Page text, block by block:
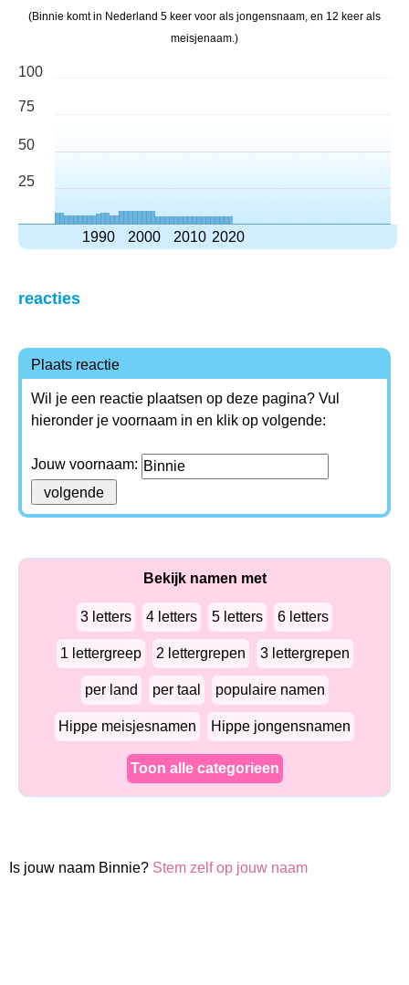
(Binnie komt in Nederland 5 keer voor als jongensnaam, en 12 keer als
meisjenaam.)
100
75
50
25
1990 2000 2010 2020
reacties
Plaats reactie
Wil je een reactie plaatsen op deze pagina? Vul
hieronder je voornaam in en klik op volgende:
Jouw voornaam:
Bekijk namen met
3 letters 4 letters 5 letters 6 letters
1 lettergreep 2 lettergrepen 3 lettergrepen
per land per taal populaire namen
Hippe meisjesnamen Hippe jongensnamen
Toon alle categorieen
Is jouw naam Binnie? Stem zelf op jouw naam